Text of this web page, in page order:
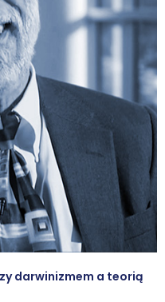
darwinizmem a teorią